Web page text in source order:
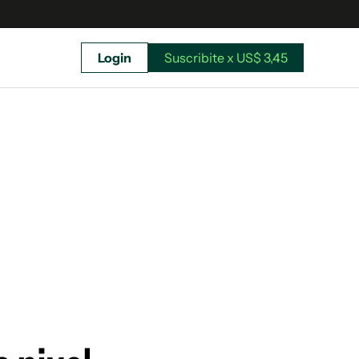
Suscribite x US$ 3,45
Login Suscribite x US$ 3,45